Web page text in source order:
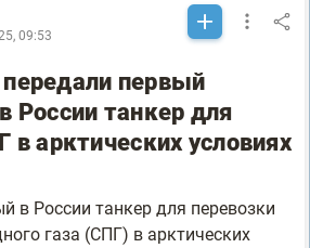
09:53
первый
России танкер для
в арктических условиях
в России танкер для перевозки
газа (СПГ) в арктических